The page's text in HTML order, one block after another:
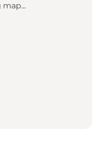
map...